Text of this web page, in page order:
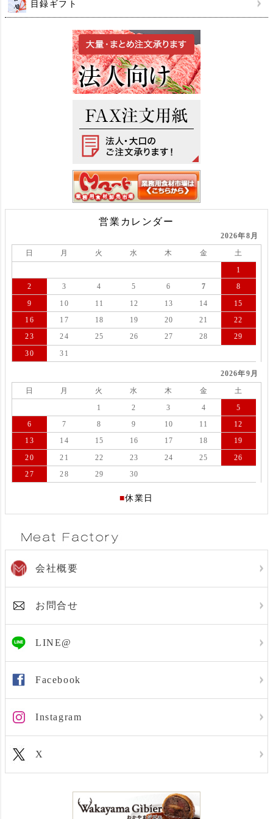
目録ギフト
営業カレンダー
2026年8月
日 月 火 水 木 金
土
1
2
3 4 5 6 7
8
9
10 11 12 13 14
15
16
17 18 19 20 21
22
23
24 25 26 27 28
29
30
31
2026年9月
日 月 火 水 木 金
土
1
2 3 4
5
6
7 8 9 10 11
12
13
14 15 16 17 18
19
20
21 22 23 24 25
26
27
28 29 30
■休業日
会社概要
お問合せ
LINE@
Facebook
Instagram
X